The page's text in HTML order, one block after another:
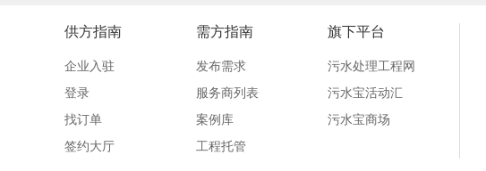
供方指南
企业入驻
登录
找订单
签约大厅
需方指南
发布需求
服务商列表
案例库
工程托管
旗下平台
污水处理工程网
污水宝活动汇
污水宝商场